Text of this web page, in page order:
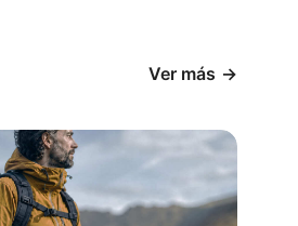
Ver más